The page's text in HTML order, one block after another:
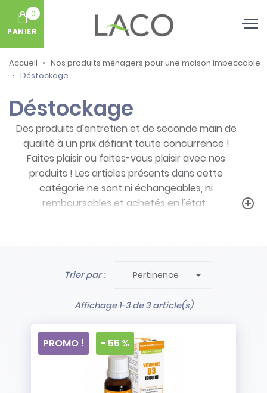
0
PANIER
Accueil
Nos produits ménagers pour une maison impeccable
Déstockage
Déstockage
Des produits d'entretien et de seconde main de
qualité à un prix défiant toute concurrence !
Faites plaisir ou faites-vous plaisir avec nos
produits ! Les articles présents dans cette
catégorie ne sont ni échangeables, ni
remboursables et achetés en l'état.
- Stock limité et non renouvelé
add_circle_outline
Trier par : Pertinence 
Affichage 1-3 de 3 article(s)
PROMO ! - 55 %